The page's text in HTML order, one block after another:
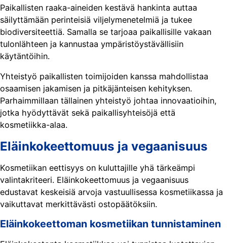
Paikallisten raaka-aineiden kestävä hankinta auttaa
säilyttämään perinteisiä viljelymenetelmiä ja tukee
biodiversiteettiä. Samalla se tarjoaa paikallisille vakaan
tulonlähteen ja kannustaa ympäristöystävällisiin
käytäntöihin.
Yhteistyö paikallisten toimijoiden kanssa mahdollistaa
osaamisen jakamisen ja pitkäjänteisen kehityksen.
Parhaimmillaan tällainen yhteistyö johtaa innovaatioihin,
jotka hyödyttävät sekä paikallisyhteisöjä että
kosmetiikka-alaa.
Eläinkokeettomuus ja vegaanisuus
Kosmetiikan eettisyys on kuluttajille yhä tärkeämpi
valintakriteeri. Eläinkokeettomuus ja vegaanisuus
edustavat keskeisiä arvoja vastuullisessa kosmetiikassa ja
vaikuttavat merkittävästi ostopäätöksiin.
Eläinkokeettoman kosmetiikan tunnistaminen